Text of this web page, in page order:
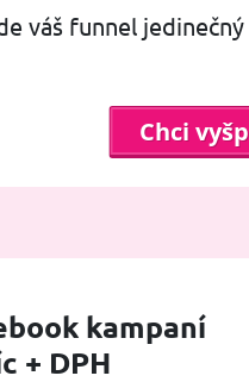
váš funnel jedinečný
Chci
kampaní
+ DPH